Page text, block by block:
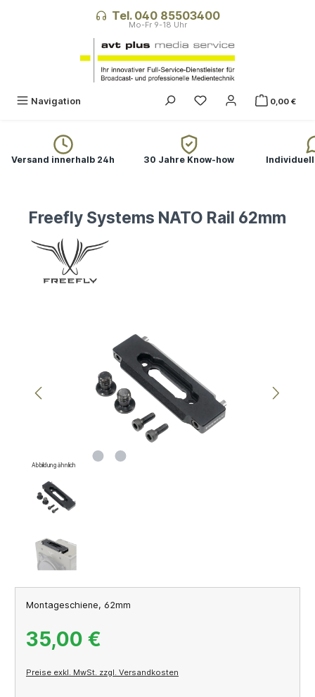
Tel. 040 85503400
Navigation 0,00 €
Versand innerhalb 24h 30 Jahre Know-how
Freefly Systems NATO Rail 62mm
Abbildung ähnlich
Montageschiene, 62mm
35,00 €
Preise exkl. MwSt. zzgl. Versandkosten